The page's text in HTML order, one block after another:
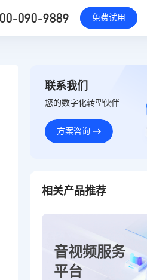
090-9889 免费试用
联系我们
您的数字化转型伙伴
方案咨询
相关产品推荐
音视频服务
平台